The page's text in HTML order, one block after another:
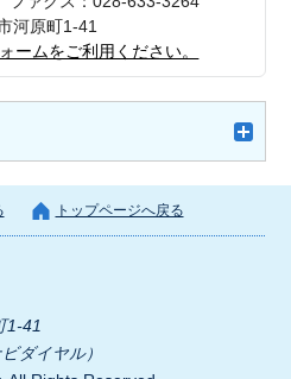
河原町1-41
ームをご利用ください。
トップページへ戻る
1-41
ダイヤル）